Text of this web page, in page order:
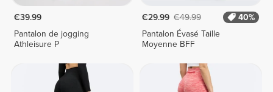
€39.99
Pantalon de jogging
Athleisure P
€29.99 €49.99
40%
Pantalon Évasé Taille
Moyenne BFF